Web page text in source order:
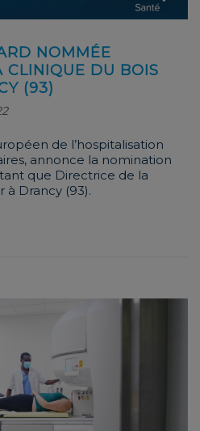
NOMMÉE
CLINIQUE DU BOIS
(93)
de l’hospitalisation
annonce la nomination
que Directrice de la
à Drancy (93).